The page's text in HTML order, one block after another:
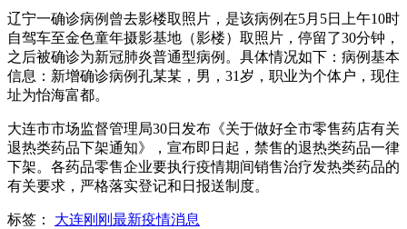
辽宁一确诊病例曾去影楼取照片，是该病例在5月5日上午10时
自驾车至金色童年摄影基地（影楼）取照片，停留了30分钟，
之后被确诊为新冠肺炎普通型病例。具体情况如下：病例基本
信息：新增确诊病例孔某某，男，31岁，职业为个体户，现住
址为怡海富都。
大连市市场监督管理局30日发布《关于做好全市零售药店有关
退热类药品下架通知》，宣布即日起，禁售的退热类药品一律
下架。各药品零售企业要执行疫情期间销售治疗发热类药品的
有关要求，严格落实登记和日报送制度。
标签： 大连刚刚最新疫情消息